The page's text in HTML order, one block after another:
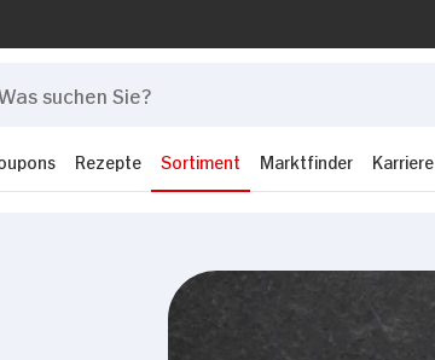
Rezepte Sortiment Marktfinder Karriere